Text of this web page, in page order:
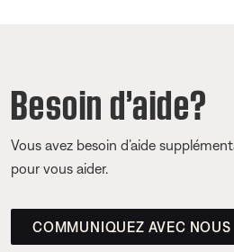
Besoin d’aide?
Vous avez besoin d’aide
pour vous aider.
COMMUNIQUEZ AVEC NOUS